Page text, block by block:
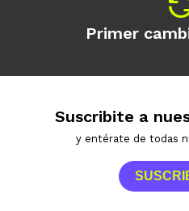
Primer
Suscribite a
y entérate de todas